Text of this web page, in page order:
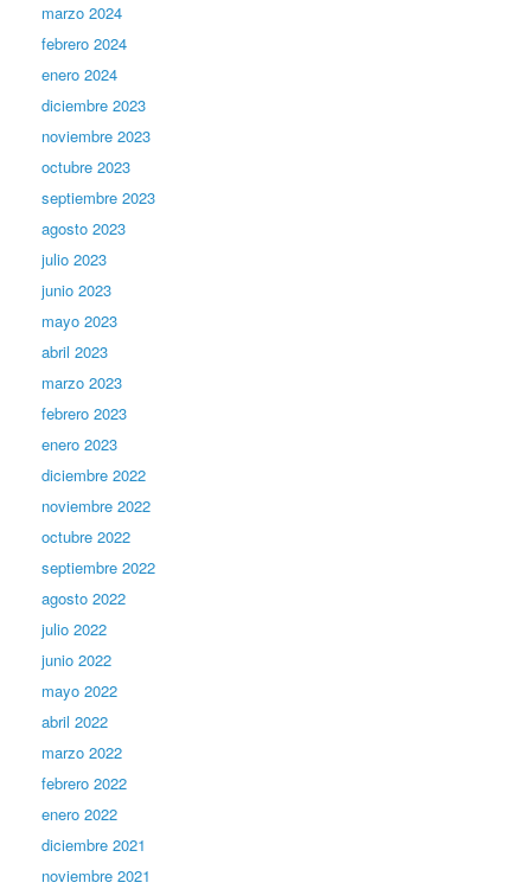
marzo 2024
febrero 2024
enero 2024
diciembre 2023
noviembre 2023
octubre 2023
septiembre 2023
agosto 2023
julio 2023
junio 2023
mayo 2023
abril 2023
marzo 2023
febrero 2023
enero 2023
diciembre 2022
noviembre 2022
octubre 2022
septiembre 2022
agosto 2022
julio 2022
junio 2022
mayo 2022
abril 2022
marzo 2022
febrero 2022
enero 2022
diciembre 2021
noviembre 2021